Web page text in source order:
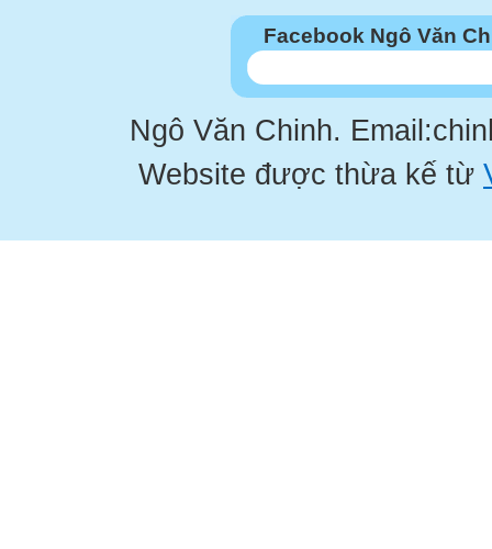
Facebook Ngô Văn
Ngô Văn Chinh.
Website được thừa kế từ